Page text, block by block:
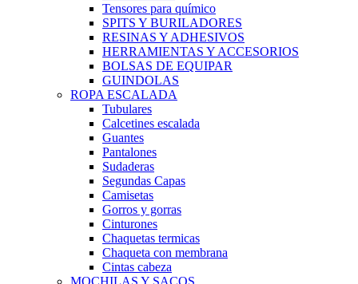
Tensores para químico
SPITS Y BURILADORES
RESINAS Y ADHESIVOS
HERRAMIENTAS Y ACCESORIOS
BOLSAS DE EQUIPAR
GUINDOLAS
ROPA ESCALADA
Tubulares
Calcetines escalada
Guantes
Pantalones
Sudaderas
Segundas Capas
Camisetas
Gorros y gorras
Cinturones
Chaquetas termicas
Chaqueta con membrana
Cintas cabeza
MOCHILAS Y SACOS